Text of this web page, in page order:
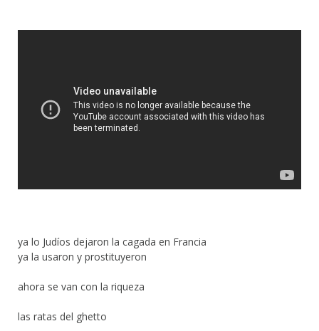
ya lo Judíos dejaron la cagada en Francia
ya la usaron y prostituyeron
ahora se van con la riqueza
las ratas del ghetto